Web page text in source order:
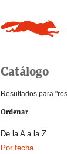
Catálogo
Resultados para
Ordenar
De la A a la Z
Por fecha